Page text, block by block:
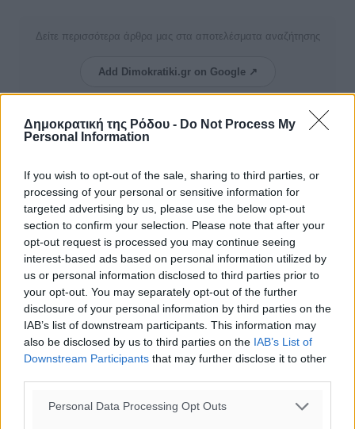
Δημοκρατική της Ρόδου - Do Not Process My
Personal Information
If you wish to opt-out of the sale, sharing to third parties, or
processing of your personal or sensitive information for
targeted advertising by us, please use the below opt-out
section to confirm your selection. Please note that after your
opt-out request is processed you may continue seeing
interest-based ads based on personal information utilized by
us or personal information disclosed to third parties prior to
your opt-out. You may separately opt-out of the further
disclosure of your personal information by third parties on the
IAB’s list of downstream participants. This information may
also be disclosed by us to third parties on the IAB’s List of
Downstream Participants that may further disclose it to other
Personal Data Processing Opt Outs
Δείτε περισσότερα άρθρα μας στα αποτελέσματα αναζήτησης
Add Dimokratiki.gr on Google ↗
Στο Google News πατήστε ★ Ακολουθήστε
0